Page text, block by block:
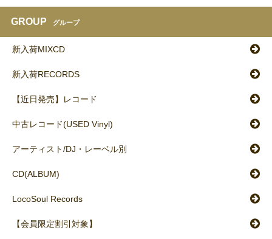
GROUP グループ
新入荷MIXCD
新入荷RECORDS
【近日発売】レコード
中古レコード(USED Vinyl)
アーティスト/DJ・レーベル別
CD(ALBUM)
LocoSoul Records
【会員限定割引対象】